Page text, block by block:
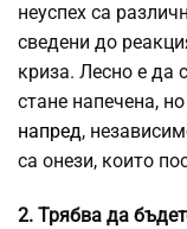
неуспех са
сведени до
криза. Лесно е да
стане напечена,
напред,
са онези, които
2. Трябва да